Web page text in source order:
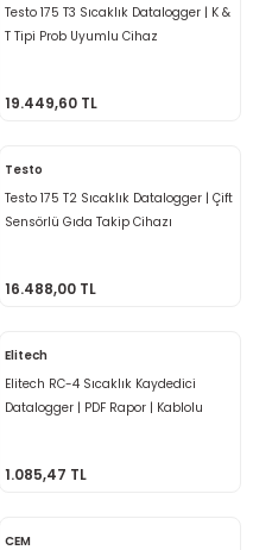
Testo 175 T3 Sıcaklık Datalogger | K &
T Tipi Prob Uyumlu Cihaz
19.449,60 TL
Testo
Testo 175 T2 Sıcaklık Datalogger | Çift
Sensörlü Gıda Takip Cihazı
16.488,00 TL
Elitech
Elitech RC-4 Sıcaklık Kaydedici
Datalogger | PDF Rapor | Kablolu
1.085,47 TL
CEM